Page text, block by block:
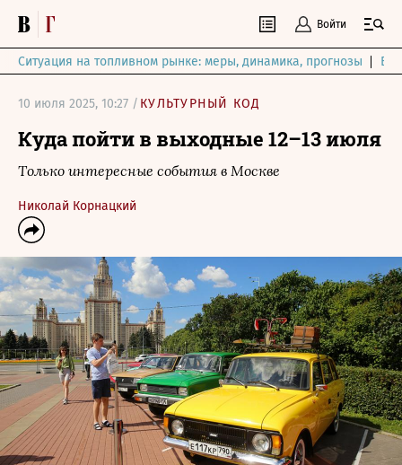
Войти
Ситуация на топливном рынке: меры, динамика, прогнозы
10 июля 2025, 10:27 / КУЛЬТУРНЫЙ КОД
Куда пойти в выходные 12–13 июля
Только интересные события в Москве
Николай Корнацкий